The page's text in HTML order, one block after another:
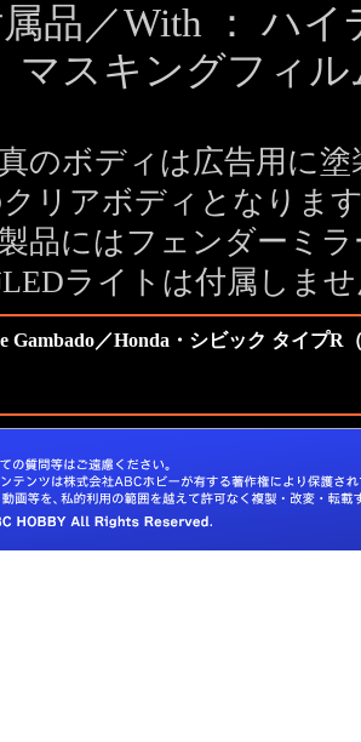
品／With ： ハ
マスキングフィ
のボディは広告用に
リアボディとなりま
品にはフェンダーミ
ライトは付属しま
Gambado／Honda・シビック タイプR